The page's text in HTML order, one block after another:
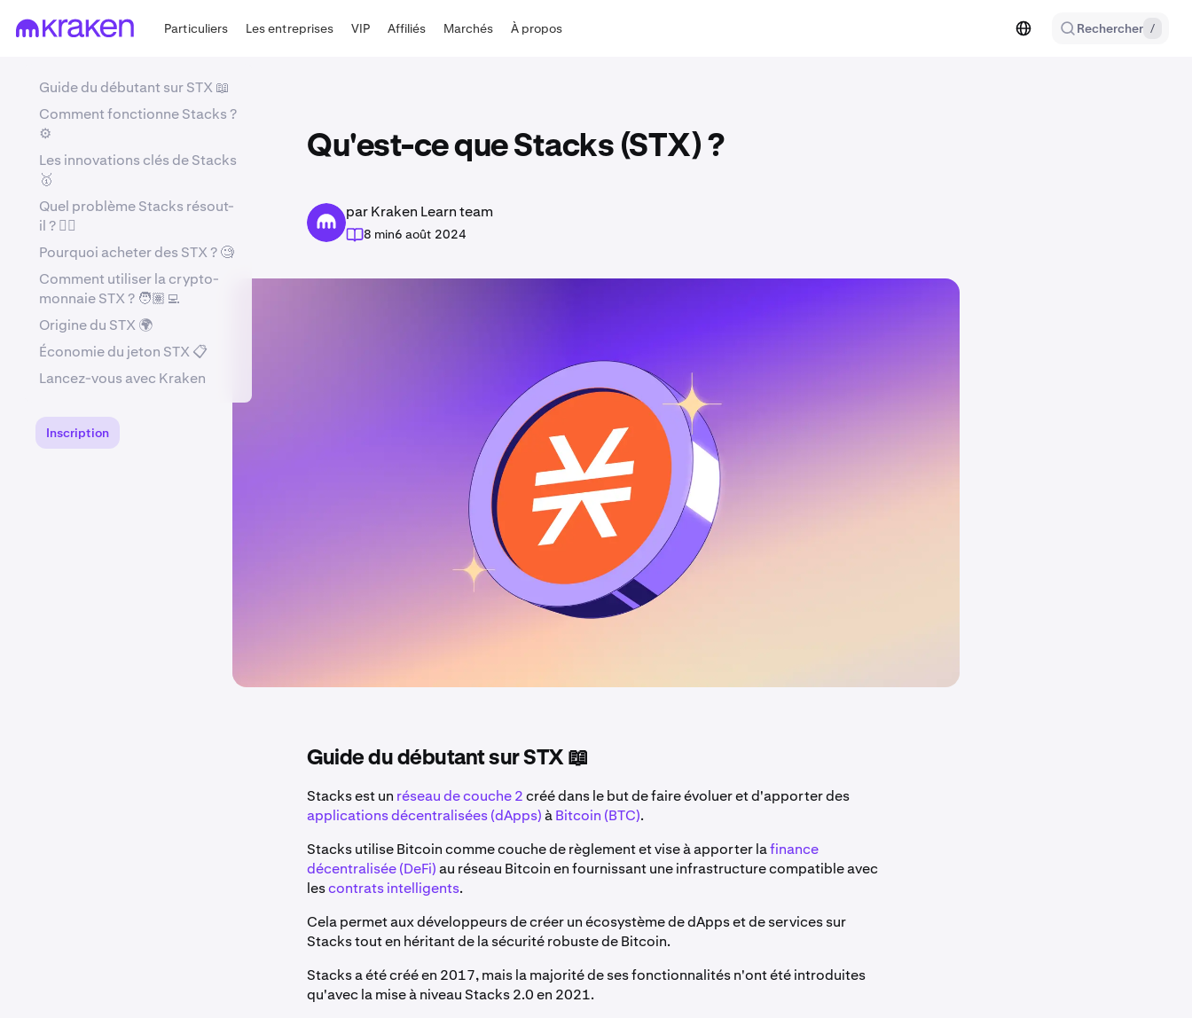
Particuliers Les entreprises VIP Affiliés Marchés À propos Rechercher /
Qu'est-ce que Stacks (STX) ?
par Kraken Learn team
8 min6 août 2024
Guide du débutant sur STX 📖
Stacks est un réseau de couche 2créé dans le but de faire évoluer et d'apporter des
applications décentralisées (dApps)àBitcoin (BTC).
Stacks utilise Bitcoin comme couche de règlement et vise à apporter lafinance
décentralisée (DeFi)au réseau Bitcoin en fournissant une infrastructure compatible avec
lescontrats intelligents.
Cela permet aux développeurs de créer un écosystème de dApps et de services sur
Stacks tout en héritant de la sécurité robuste de Bitcoin.
Stacks a été créé en 2017, mais la majorité de ses fonctionnalités n'ont été introduites
qu'avec la mise à niveau Stacks 2.0 en 2021.
Guide du débutant sur STX 📖
Comment fonctionne Stacks ?
⚙️
Les innovations clés de Stacks
🥇
Quel problème Stacks résout-
il ? 🤷‍♂️
Pourquoi acheter des STX ? 🧐
Comment utiliser la crypto-
monnaie STX ? 🧑🏽‍💻
Origine du STX 🌍
Économie du jeton STX 📋
Lancez-vous avec Kraken
Inscription